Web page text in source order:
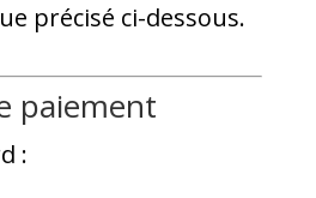
précisé ci-dessous.
paiement
: